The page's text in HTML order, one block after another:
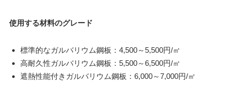
使用する材料のグレード
標準的なガルバリウム鋼板：4,500～5,500円/㎡
高耐久性ガルバリウム鋼板：5,500～6,500円/㎡
遮熱性能付きガルバリウム鋼板：6,000～7,000円/㎡